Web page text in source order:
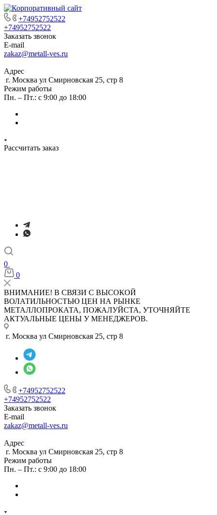
+74952752522
+74952752522
Заказать звонок
E-mail
zakaz@metall-ves.ru
Адрес
г. Москва ул Смирновская 25, стр 8
Режим работы
Пн. – Пт.: с 9:00 до 18:00
Рассчитать заказ
0
0
ВНИМАНИЕ! В СВЯЗИ С ВЫСОКОЙ
ВОЛАТИЛЬНОСТЬЮ ЦЕН НА РЫНКЕ
МЕТАЛЛОПРОКАТА, ПОЖАЛУЙСТА, УТОЧНЯЙТЕ
АКТУАЛЬНЫЕ ЦЕНЫ У МЕНЕДЖЕРОВ.
г. Москва ул Смирновская 25, стр 8
+74952752522
+74952752522
Заказать звонок
E-mail
zakaz@metall-ves.ru
Адрес
г. Москва ул Смирновская 25, стр 8
Режим работы
Пн. – Пт.: с 9:00 до 18:00